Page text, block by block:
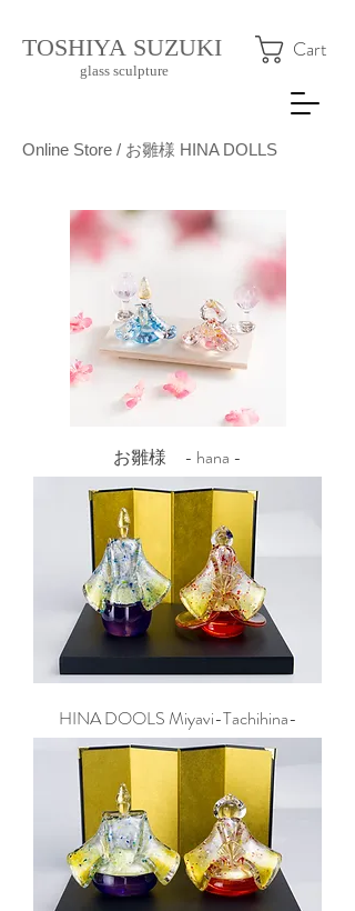
Cart
​TOSHIYA SUZUKI
glass sculpture
Online Store / お雛様 HINA DOLLS
お雛様 - hana -
HINA DOOLS Miyavi-Tachihina-